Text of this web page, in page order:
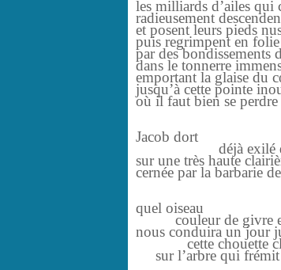
les milliards d’ailes qui
radieusement
et posent leurs pieds
puis regrimpent en folie
par des bondissements
dans le tonnerre
emportant la glaise du
jusqu’à cette pointe
où il faut bien se perdre
hors
Jacob dort
déjà exilé de
sur une très haute
cernée par la barbarie
quel oiseau
couleur de givre et
nous conduira un jour
cette chouette
sur l’arbre qui frémit